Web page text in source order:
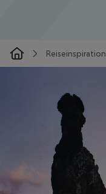
Reiseinspiration